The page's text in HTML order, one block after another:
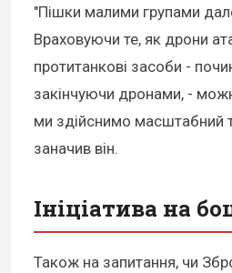
"Пішки малими групами
Враховуючи те, як дрони
протитанкові засоби -
закінчуючи дронами, -
ми здійснимо масштабний
заначив він.
Ініціатива на
Також на запитання, чи